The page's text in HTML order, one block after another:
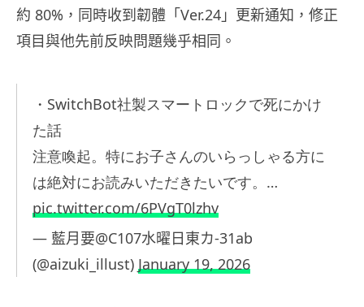
約 80%，同時收到韌體「Ver.24」更新通知，修正
項目與他先前反映問題幾乎相同。
・SwitchBot社製スマートロックで死にかけ
た話
注意喚起。特にお子さんのいらっしゃる方に
は絶対にお読みいただきたいです。…
pic.twitter.com/6PVgT0lzhv
— 藍月要@C107水曜日東カ-31ab
(@aizuki_illust) January 19, 2026